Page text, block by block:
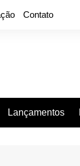
Contato
Lançamentos